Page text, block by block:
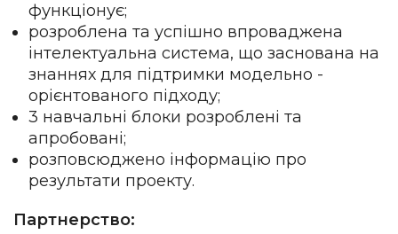
функціонує;
розроблена та успішно впроваджена
інтелектуальна система, що заснована на
знаннях для підтримки модельно -
орієнтованого підходу;
3 навчальні блоки розроблені та
апробовані;
розповсюджено інформацію про
результати проекту.
Партнерство: